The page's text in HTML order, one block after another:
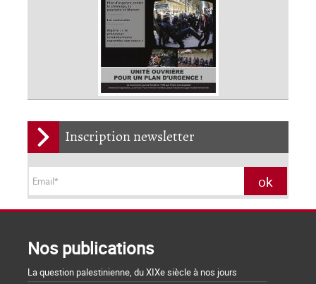
Inscription newsletter
Nos publications
La question palestinienne, du XIXe siècle à nos jours